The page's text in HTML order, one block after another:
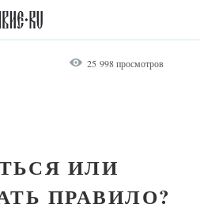
25 998 просмотров
ИЛИ
ПРАВИЛО?